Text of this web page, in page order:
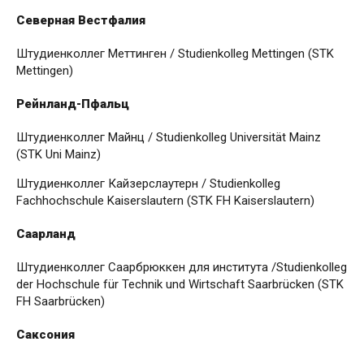
Северная Вестфалия
Штудиенколлег Меттинген / Studienkolleg Mettingen (STK
Mettingen)
Рейнланд-Пфальц
Штудиенколлег Майнц / Studienkolleg Universität Mainz
(STK Uni Mainz)
Штудиенколлег Кайзерслаутерн / Studienkolleg
Fachhochschule Kaiserslautern (STK FH Kaiserslautern)
Саарланд
Штудиенколлег Саарбрюккен для института /Studienkolleg
der Hochschule für Technik und Wirtschaft Saarbrücken (STK
FH Saarbrücken)
Саксония